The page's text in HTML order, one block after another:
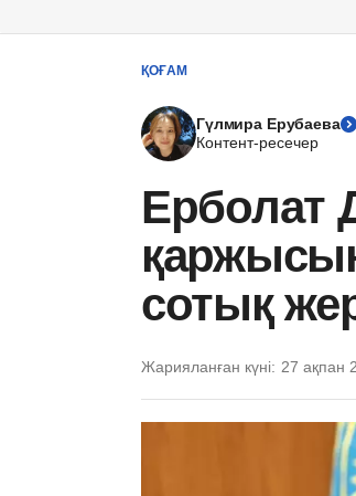
ҚОҒАМ
Гүлмира Ерубаева
Контент-ресечер
Ерболат
сотық
Жарияланған күні: 27 ақпан